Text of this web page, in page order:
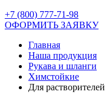
+7 (800) 777-71-98
ОФОРМИТЬ ЗАЯВКУ
Главная
Наша продукция
Рукава и шланги
Химстойкие
Для растворителей